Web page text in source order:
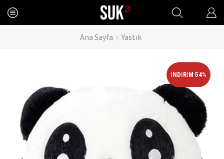
Ana Sayfa Yastık
İNDIRIM 54%